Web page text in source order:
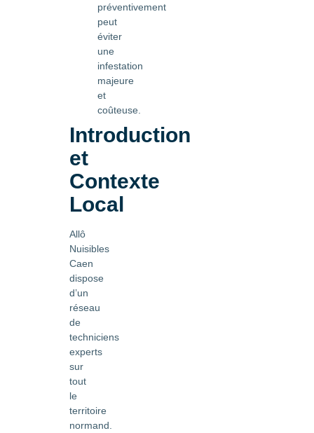
préventivement
peut
éviter
une
infestation
majeure
et
coûteuse.
Introduction
et
Contexte
Local
Allô
Nuisibles
Caen
dispose
d’un
réseau
de
techniciens
experts
sur
tout
le
territoire
normand.